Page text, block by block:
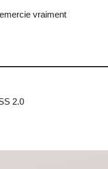
vraiment
2.0